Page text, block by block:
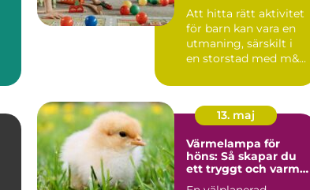
Att hitta rätt aktivitet
för barn kan vara en
utmaning, särskilt i
en storstad med m&...
13. maj
Värmelampa för
höns: Så skapar du
ett tryggt och varmt